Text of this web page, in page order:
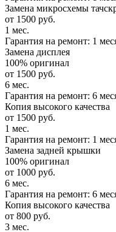
Замена микросхемы
от 1500 руб.
1 мес.
Гарантия на ремонт: 1
Замена дисплея
100% оригинал
от 1500 руб.
6 мес.
Гарантия на ремонт: 6
Копия высокого качества
от 1500 руб.
1 мес.
Гарантия на ремонт: 1
Замена задней крышки
100% оригинал
от 1000 руб.
6 мес.
Гарантия на ремонт: 6
Копия высокого качества
от 800 руб.
3 мес.